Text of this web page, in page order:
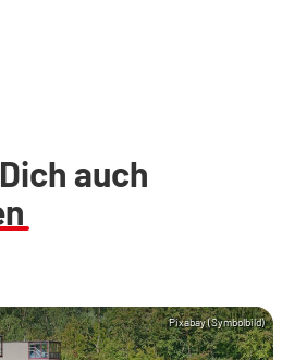
auch
Pixabay (Symbolbild)